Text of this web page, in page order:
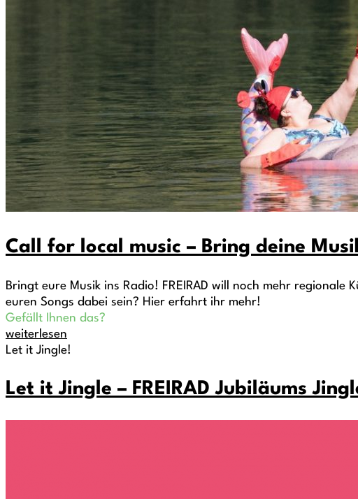
Call for local music – Bring deine
Bringt eure Musik ins Radio! FREIRAD will noch mehr
euren Songs dabei sein? Hier erfahrt ihr mehr!
Gefällt Ihnen das?
weiterlesen
Let it Jingle!
Let it Jingle – FREIRAD Jubiläums